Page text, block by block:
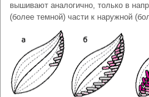
вышивают аналогично, только в
(более темной) части к наружной